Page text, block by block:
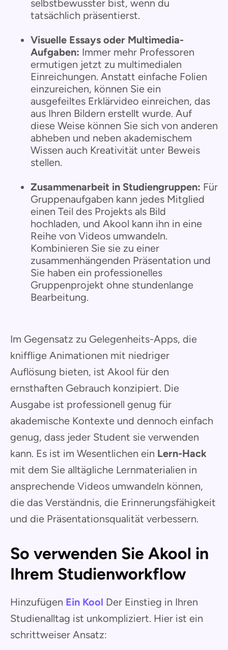
selbstbewusster bist, wenn du
tatsächlich präsentierst.
Visuelle Essays oder Multimedia-
Aufgaben: Immer mehr Professoren
ermutigen jetzt zu multimedialen
Einreichungen. Anstatt einfache Folien
einzureichen, können Sie ein
ausgefeiltes Erklärvideo einreichen, das
aus Ihren Bildern erstellt wurde. Auf
diese Weise können Sie sich von anderen
abheben und neben akademischem
Wissen auch Kreativität unter Beweis
stellen.
Zusammenarbeit in Studiengruppen: Für
Gruppenaufgaben kann jedes Mitglied
einen Teil des Projekts als Bild
hochladen, und Akool kann ihn in eine
Reihe von Videos umwandeln.
Kombinieren Sie sie zu einer
zusammenhängenden Präsentation und
Sie haben ein professionelles
Gruppenprojekt ohne stundenlange
Bearbeitung.
Im Gegensatz zu Gelegenheits-Apps, die
knifflige Animationen mit niedriger
Auflösung bieten, ist Akool für den
ernsthaften Gebrauch konzipiert. Die
Ausgabe ist professionell genug für
akademische Kontexte und dennoch einfach
genug, dass jeder Student sie verwenden
kann. Es ist im Wesentlichen ein Lern-Hack
mit dem Sie alltägliche Lernmaterialien in
ansprechende Videos umwandeln können,
die das Verständnis, die Erinnerungsfähigkeit
und die Präsentationsqualität verbessern.
So verwenden Sie Akool in
Ihrem Studienworkflow
Hinzufügen Ein Kool Der Einstieg in Ihren
Studienalltag ist unkompliziert. Hier ist ein
schrittweiser Ansatz: